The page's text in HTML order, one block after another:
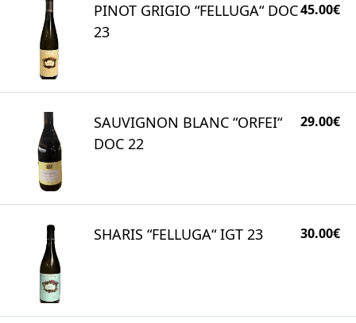
PINOT GRIGIO “FELLUGA“ DOC
23
45.00€
SAUVIGNON BLANC “ORFEI“
DOC 22
29.00€
SHARIS “FELLUGA“ IGT 23 30.00€